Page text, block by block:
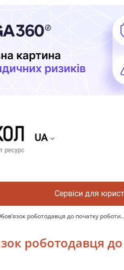
UA
Сервіси для
роботодавця до початку
роботодавця